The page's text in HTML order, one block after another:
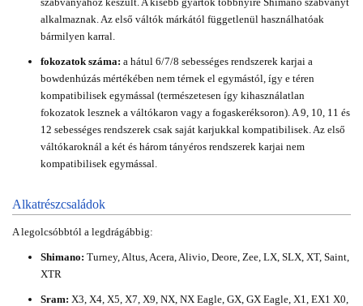
alkalmaznak. Az első váltók márkától függetlenül használhatóak
bármilyen karral.
fokozatok száma: a hátul 6/7/8 sebességes rendszerek karjai a
bowdenhúzás mértékében nem térnek el egymástól, így e téren
kompatibilisek egymással (természetesen így kihasználatlan
fokozatok lesznek a váltókaron vagy a fogaskeréksoron). A 9, 10, 11 és
12 sebességes rendszerek csak saját karjukkal kompatibilisek. Az első
váltókaroknál a két és három tányéros rendszerek karjai nem
kompatibilisek egymással.
Alkatrészcsaládok
A legolcsóbbtól a legdrágábbig:
Shimano: Turney, Altus, Acera, Alivio, Deore, Zee, LX, SLX, XT, Saint,
XTR
Sram: X3, X4, X5, X7, X9, NX, NX Eagle, GX, GX Eagle, X1, EX1 X0,